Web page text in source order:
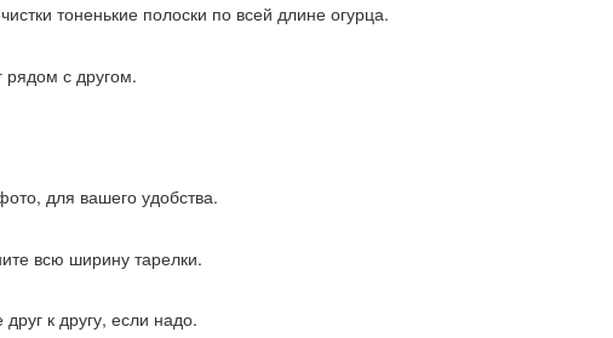
тоненькие полоски по всей длине огурца.
рядом с другом.
для вашего удобства.
всю ширину тарелки.
к другу, если надо.